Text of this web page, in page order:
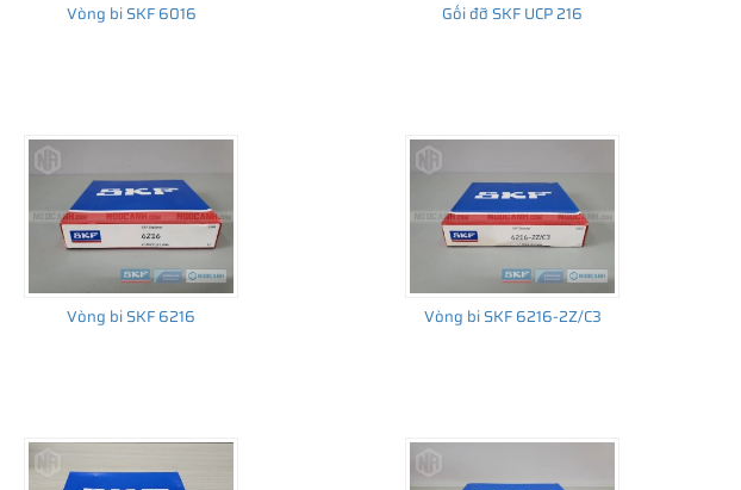
Vòng bi SKF 6016 Gối đỡ SKF UCP 216
Vòng bi SKF 6216 Vòng bi SKF 6216-2Z/C3